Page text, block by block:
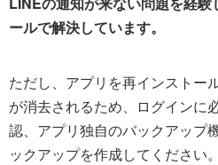
ールで解決しています。
ただし、アプリを再インストー
が消去されるため、ログインに
認、アプリ独自のバックアップ
ックアップを作成してください